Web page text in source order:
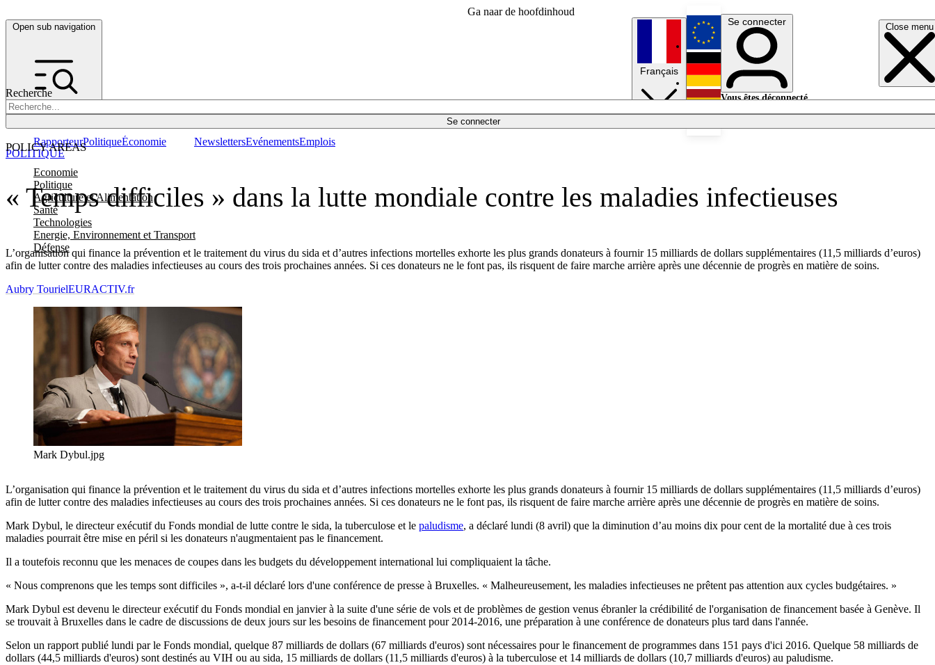
Ga naar de hoofdinhoud
Open sub navigation Close menu
Recherche
Se connecter
POLICY AREAS
Economie
Politique
Agriculture et Alimentation
Santé
Technologies
Energie, Environnement et Transport
Défense
RapporteurPolitiqueÉconomie NewslettersEvénementsEmplois
Français
English
Deutsch
Se connecter
Vous êtes déconnecté.
« Temps difficiles » dans la lutte mondiale contre les maladies infectieuses
L’organisation qui finance la prévention et le traitement du virus du sida et d’autres infections mortelles exhorte les plus grands donateurs à fournir 15 milliards de dollars supplémentaires (11,5 milliards d’euros)
afin de lutter contre des maladies infectieuses au cours des trois prochaines années. Si ces donateurs ne le font pas, ils risquent de faire marche arrière après une décennie de progrès en matière de soins.
POLITIQUE
Aubry TourielEURACTIV.fr
Mark Dybul.jpg
L’organisation qui finance la prévention et le traitement du virus du sida et d’autres infections mortelles exhorte les plus grands donateurs à fournir 15 milliards de dollars supplémentaires (11,5 milliards d’euros)
afin de lutter contre des maladies infectieuses au cours des trois prochaines années. Si ces donateurs ne le font pas, ils risquent de faire marche arrière après une décennie de progrès en matière de soins.
Mark Dybul, le directeur exécutif du Fonds mondial de lutte contre le sida, la tuberculose et le paludisme, a déclaré lundi (8 avril) que la diminution d’au moins dix pour cent de la mortalité due à ces trois
maladies pourrait être mise en péril si les donateurs n'augmentaient pas le financement.
Il a toutefois reconnu que les menaces de coupes dans les budgets du développement international lui compliquaient la tâche.
« Nous comprenons que les temps sont difficiles », a-t-il déclaré lors d'une conférence de presse à Bruxelles. « Malheureusement, les maladies infectieuses ne prêtent pas attention aux cycles budgétaires. »
Mark Dybul est devenu le directeur exécutif du Fonds mondial en janvier à la suite d'une série de vols et de problèmes de gestion venus ébranler la crédibilité de l'organisation de financement basée à Genève. Il
se trouvait à Bruxelles dans le cadre de discussions de deux jours sur les besoins de financement pour 2014-2016, une préparation à une conférence de donateurs plus tard dans l'année.
Selon un rapport publié lundi par le Fonds mondial, quelque 87 milliards de dollars (67 milliards d'euros) sont nécessaires pour le financement de programmes dans 151 pays d'ici 2016. Quelque 58 milliards de
dollars (44,5 milliards d'euros) sont destinés au VIH ou au sida, 15 milliards de dollars (11,5 milliards d'euros) à la tuberculose et 14 milliards de dollars (10,7 milliards d'euros) au paludisme.